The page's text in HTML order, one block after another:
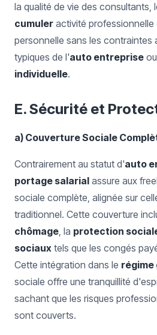
la qualité de vie des consultants,
cumuler activité
personnelle sans les contraintes
typiques de l'auto entreprise
individuelle.
E. Sécurité et
a) Couverture Sociale
Contrairement au statut d'auto
portage salarial assure aux
sociale complète, alignée sur
traditionnel. Cette couverture
chômage, la protection
sociaux tels que les congés
Cette intégration dans le régime
sociale offre une tranquillité
sachant que les risques
sont couverts.